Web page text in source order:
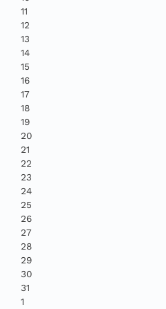
11
12
13
14
15
16
17
18
19
20
21
22
23
24
25
26
27
28
29
30
31
1